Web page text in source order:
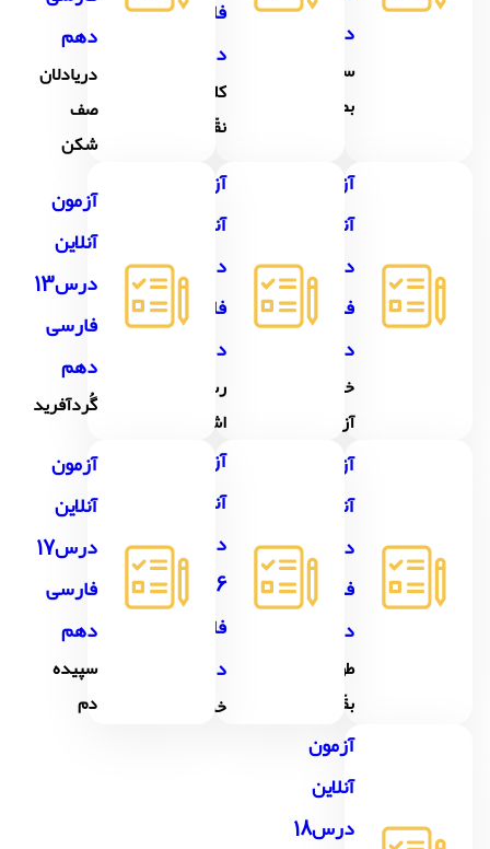
دهم
سفر به
بصره
فارسی
دهم
کلاس
نقّاشی
دهم
دریادلان
صف
شکن
آزمون
آنلاین
درس11
فارسی
دهم
خاک
آزادگان
آزمون
آنلاین
درس12
فارسی
دهم
رستم و
اشکبوس
آزمون
آنلاین
درس13
فارسی
دهم
گُردآفرید
آزمون
آنلاین
درس14
فارسی
دهم
طوطی و
بقّال
آزمون
آنلاین
درس
16
فارسی
دهم
خسرو
آزمون
آنلاین
درس17
فارسی
دهم
سپیده
دم
آزمون
آنلاین
درس18